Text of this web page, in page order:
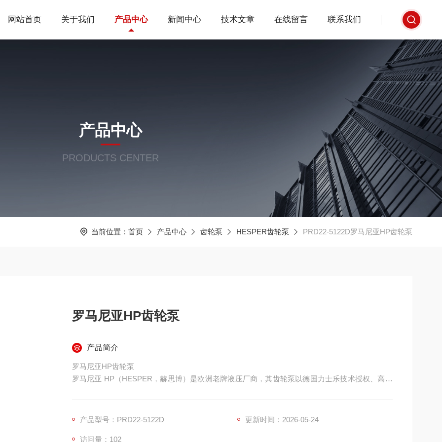
网站首页 关于我们 产品中心 新闻中心 技术文章 在线留言 联系我们
产品中心
PRODUCTS CENTER
当前位置： 首页 产品中心 齿轮泵 HESPER齿轮泵 PRD22-5122D罗马尼亚HP齿轮泵
罗马尼亚HP齿轮泵
产品简介
罗马尼亚HP齿轮泵
罗马尼亚 HP（HESPER，赫思博）是欧洲老牌液压厂商，其齿轮泵以德国力士乐技术授权、高压
产品型号：PRD22-5122D 更新时间：2026-05-24
访问量：102